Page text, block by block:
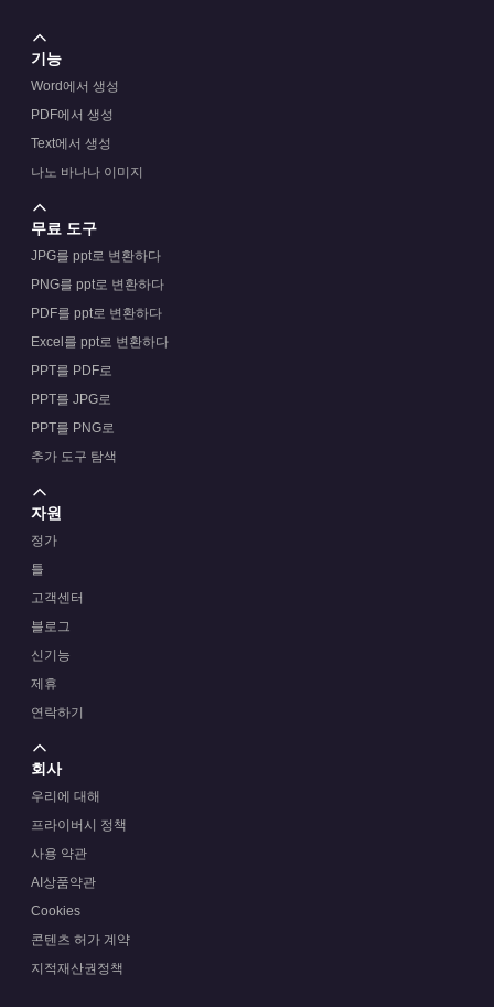
기능
Word에서 생성
PDF에서 생성
Text에서 생성
나노 바나나 이미지
무료 도구
JPG를 ppt로 변환하다
PNG를 ppt로 변환하다
PDF를 ppt로 변환하다
Excel를 ppt로 변환하다
PPT를 PDF로
PPT를 JPG로
PPT를 PNG로
추가 도구 탐색
자원
정가
틀
고객센터
블로그
신기능
제휴
연락하기
회사
우리에 대해
프라이버시 정책
사용 약관
AI상품약관
Cookies
콘텐츠 허가 계약
지적재산권정책